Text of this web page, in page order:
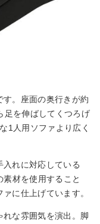
。座面の奥行きが約
足を伸ばしてくつろげ
1人用ソファより広く
れに対応している
材を使用すること
に仕上げています。
れな雰囲気を演出。脚